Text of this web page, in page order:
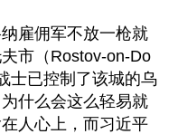
雇佣军不放一枪就
市（Rostov-on-Do
士已控制了该城的乌
什么会这么轻易就
人心上，而习近平